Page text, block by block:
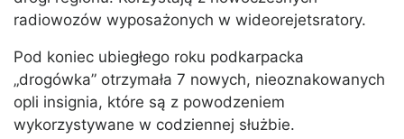
radiowozów wyposażonych w wideorejetsratory.
Pod koniec ubiegłego roku podkarpacka
„drogówka” otrzymała 7 nowych, nieoznakowanych
opli insignia, które są z powodzeniem
wykorzystywane w codziennej służbie.